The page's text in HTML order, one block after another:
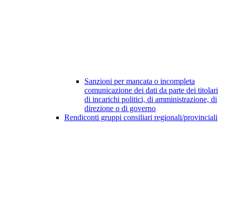
Sanzioni per mancata o incompleta
comunicazione dei dati da parte dei titolari
di incarichi politici, di amministrazione, di
direzione o di governo
Rendiconti gruppi consiliari regionali/provinciali